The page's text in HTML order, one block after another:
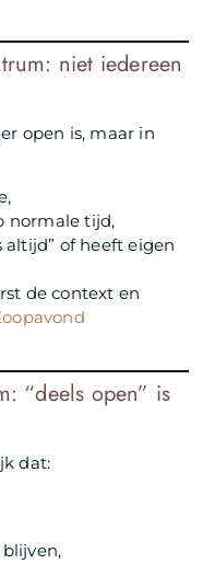
niet iedereen
open is, maar in
normale tijd,
of heeft eigen
de context en
“deels open” is
dat: